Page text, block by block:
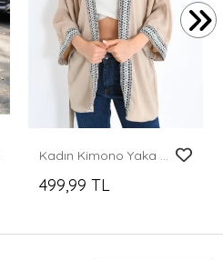
Kadın Kimono Yaka Desenli Kimono Kadın Ceket Bej - 23126
499,99 TL